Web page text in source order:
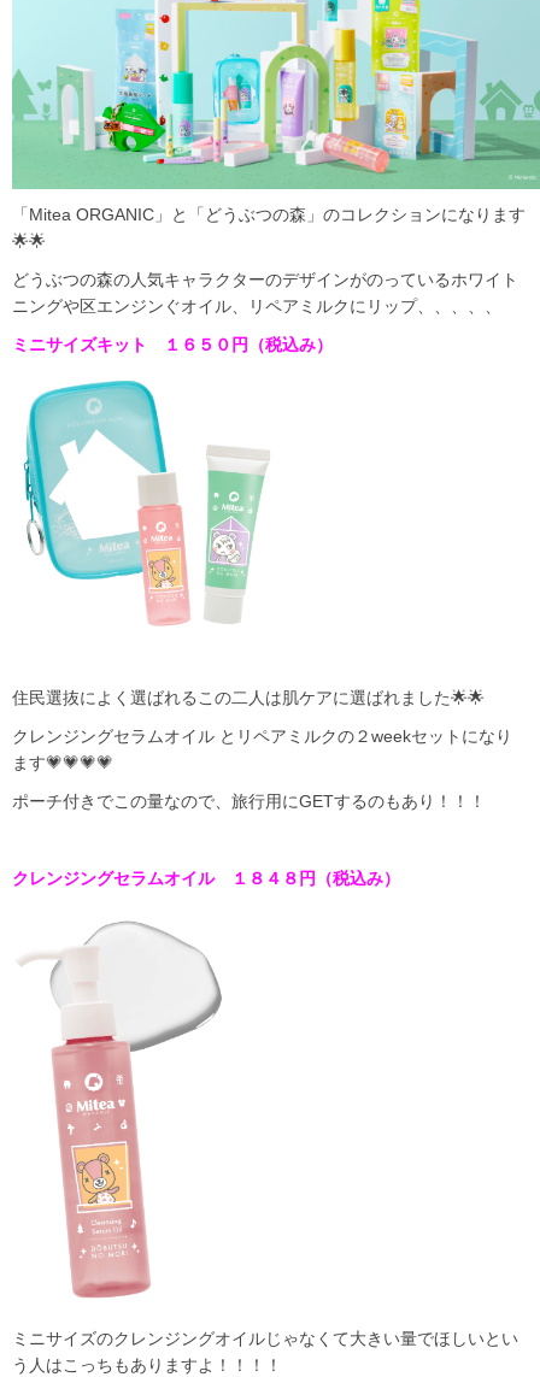
「Mitea ORGANIC」と「どうぶつの森」のコレクションになります
🌟🌟
どうぶつの森の人気キャラクターのデザインがのっているホワイト
ニングや区エンジンぐオイル、リペアミルクにリップ、、、、、
ミニサイズキット １６５０円（税込み）
住民選抜によく選ばれるこの二人は肌ケアに選ばれました🌟🌟
クレンジングセラムオイル とリペアミルクの２weekセットになり
ます💗💗💗💗
ポーチ付きでこの量なので、旅行用にGETするのもあり！！！
クレンジングセラムオイル １８４８円（税込み）
ミニサイズのクレンジングオイルじゃなくて大きい量でほしいとい
う人はこっちもありますよ！！！！